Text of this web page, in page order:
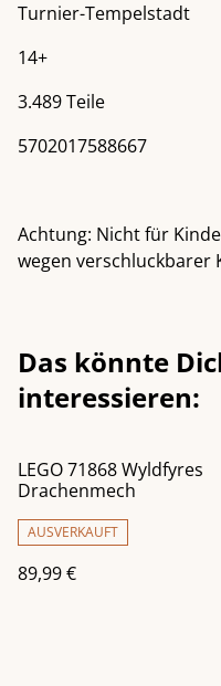
Turnier-Tempelstadt
14+
3.489 Teile
5702017588667
Achtung: Nicht für
wegen verschluckbarer
Das könnte
interessieren:
LEGO 71868 Wyldfyres
Drachenmech
AUSVERKAUFT
89,99 €